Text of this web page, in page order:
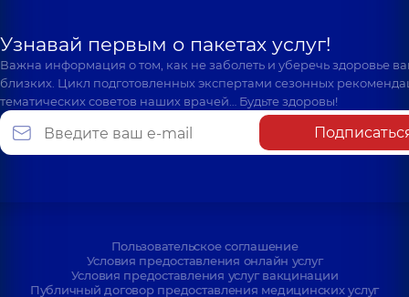
Узнавай первым о пакетах услуг!
Важна информация о том, как не заболеть и уберечь здоровье
близких. Цикл подготовленных экспертами сезонных
тематических советов наших врачей… Будьте здоровы!
Пользовательское соглашение
Условия предоставления онлайн услуг
Условия предоставления услуг вакцинации
Публичный договор предоставления медицинских услуг